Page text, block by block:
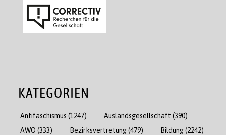
KATEGORIEN
Antifaschismus (1247) Auslandsgesellschaft (390)
AWO (333) Bezirksvertretung(479) Bildung(2242)